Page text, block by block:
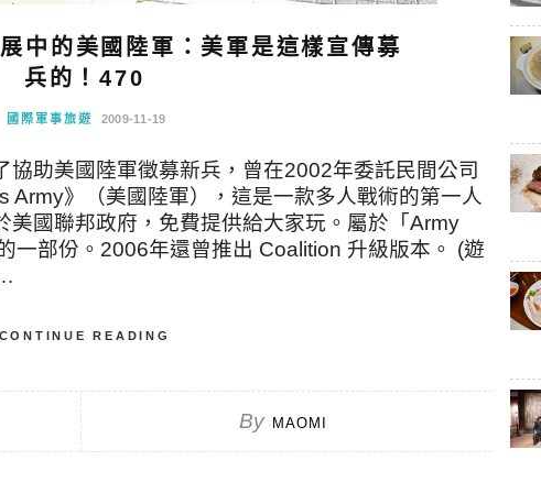
中的美國陸軍：美軍是這樣宣傳募
兵的！470
國際軍事旅遊 2009-11-19
助美國陸軍徵募新兵，曾在2002年委託民間公司
Army》（美國陸軍），這是一款多人戰術的第一人
國聯邦政府，免費提供給大家玩。屬於「Army
一部份。2006年還曾推出 Coalition 升級版本。 (遊
CONTINUE READING
By MAOMI